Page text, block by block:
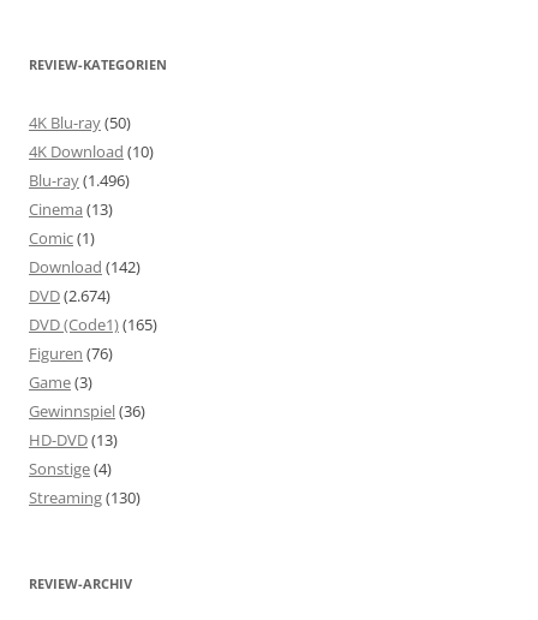
REVIEW-KATEGORIEN
4K Blu-ray(50)
4K Download (10)
Blu-ray(1.496)
Cinema (13)
Comic(1)
Download (142)
DVD(2.674)
DVD (Code1)(165)
Figuren (76)
Game(3)
Gewinnspiel(36)
HD-DVD(13)
Sonstige(4)
Streaming(130)
REVIEW-ARCHIV